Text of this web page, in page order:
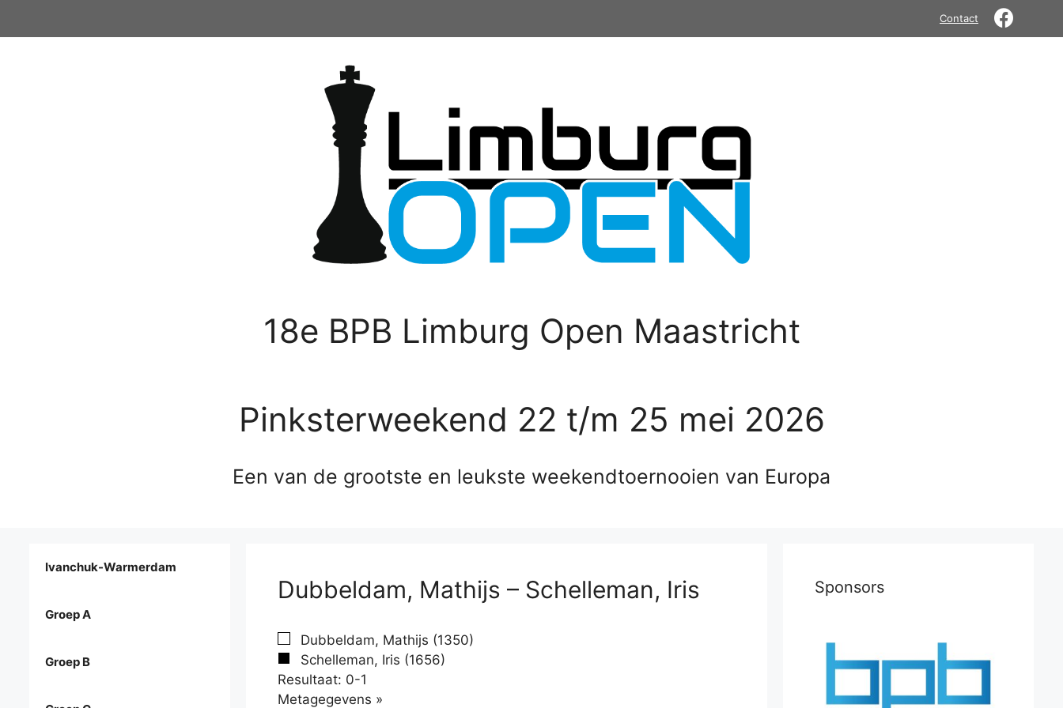
Contact
18e BPB Limburg Open Maastricht
Pinksterweekend 22 t/m 25 mei 2026
Een van de grootste en leukste weekendtoernooien van Europa
Dubbeldam, Mathijs – Schelleman, Iris
Dubbeldam, Mathijs (1350)
Schelleman, Iris (1656)
Resultaat: 0-1
Metagegevens »
Ivanchuk-Warmerdam
Groep A
Groep B
Sponsors